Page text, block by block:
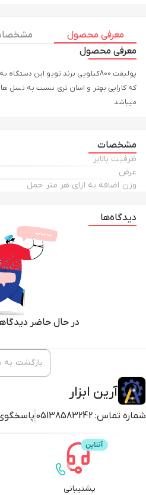
معرفی محصول
معرفی محصول
پولیفت 800کیلویی برند تویو این
میباشد
مشخصات
ظرفیت بالابر
عرض
وزن اضافه به ازای هر متر حمل
دیدگاه‌ها
در حال حاضر
آرین ابزار
شماره تماس: 05138583242
بازگشت به
پشتیبانی